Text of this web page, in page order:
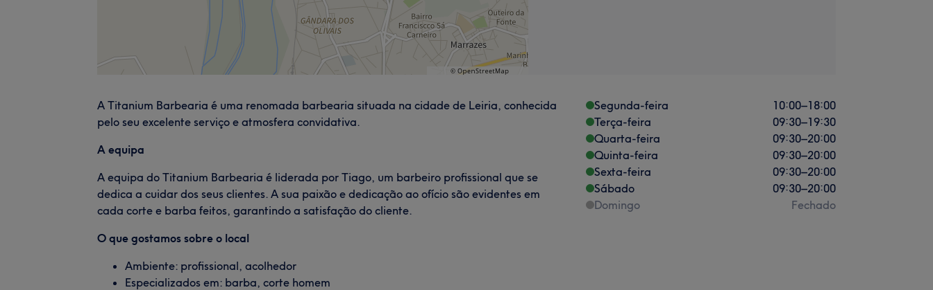
A Titanium Barbearia é uma renomada barbearia situada na cidade de Leiria, conhecida
pelo seu excelente serviço e atmosfera convidativa.
A equipa
A equipa do Titanium Barbearia é liderada por Tiago, um barbeiro profissional que se
dedica a cuidar dos seus clientes. A sua paixão e dedicação ao ofício são evidentes em
cada corte e barba feitos, garantindo a satisfação do cliente.
O que gostamos sobre o local
Ambiente: profissional, acolhedor
Especializados em: barba, corte homem
Segunda-feira 10:00–18:00
Terça-feira
09:30–19:30
Quarta-feira
09:30–20:00
Quinta-feira
09:30–20:00
Sexta-feira
09:30–20:00
Sábado
09:30–20:00
Domingo
Fechado